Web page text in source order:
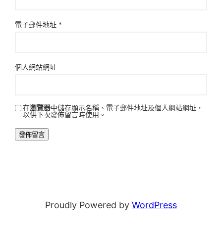
電子郵件地址 *
個人網站網址
在瀏覽器中儲存顯示名稱、電子郵件地址及個人網站網址，
以供下次發佈留言時使用。
Proudly Powered by WordPress